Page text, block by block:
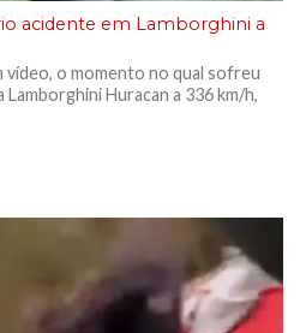
acidente em Lamborghini a
o momento no qual sofreu
Huracan a 336 km/h,